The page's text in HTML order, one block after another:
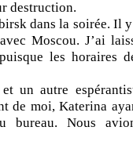
destruction.
dans la soirée. Il
Moscou. J’ai
les horaires
un autre
de moi, Katerina
bureau. Nous